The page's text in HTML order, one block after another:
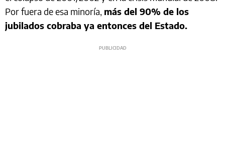
Por fuera de esa minoría, más del 90% de los
jubilados cobraba ya entonces del Estado.